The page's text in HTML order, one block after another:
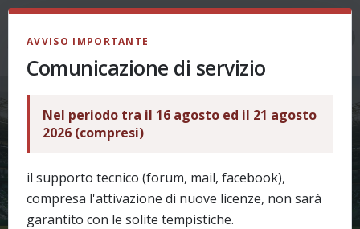
AVVISO IMPORTANTE
Comunicazione di servizio
Nel periodo tra il 16 agosto ed il 21 agosto
2026 (compresi)
il supporto tecnico (forum, mail, facebook),
compresa l'attivazione di nuove licenze, non sarà
garantito con le solite tempistiche.